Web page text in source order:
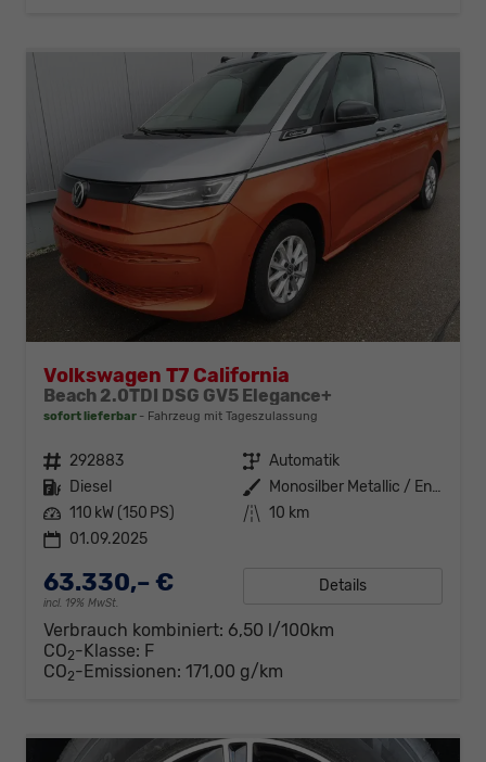
Volkswagen T7 California
Beach 2.0TDI DSG GV5 Elegance+
sofort lieferbar Fahrzeug mit Tageszulassung
Fahrzeugnr. 292883 Getriebe Automatik
Kraftstoff Diesel Außenfarbe
Monosilber Metallic / Energeticorange Metallic
Leistung 110 kW (150 PS) Kilometerstand 10 km
01.09.2025
63.330,– €
incl. 19% MwSt.
Details
Verbrauch kombiniert: 6,50 l/100km
CO2-Klasse: F
CO2-Emissionen: 171,00 g/km